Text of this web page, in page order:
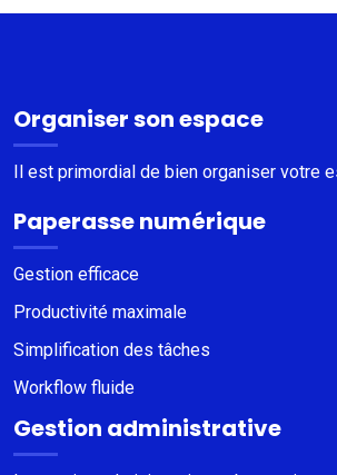
Organiser son espace
Il est primordial de bien organiser votre
Paperasse numérique
Gestion efficace
Productivité maximale
Simplification des tâches
Workflow fluide
Gestion administrative